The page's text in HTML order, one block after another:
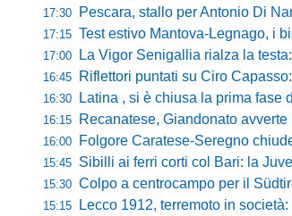
17:30 Pescara, stallo per Antonio Di Nardo:
17:15 Test estivo Mantova-Legnago, i biancorossi calano il
17:00 La Vigor Senigallia rialza la testa:
16:45 Riflettori puntati su Ciro Capasso: la Viterbese e
16:30 Latina , si è chiusa la prima fase della campagna
16:15 Recanatese, Giandonato avverte l'ambiente: «Più che guardare chi avremo di
16:00 Folgore Caratese-Seregno chiude la pre-
15:45 Sibilli ai ferri corti col Bari: la Juve
15:30 Colpo a centrocampo per il Südtirol: dal
15:15 Lecco 1912, terremoto in società: Francesco